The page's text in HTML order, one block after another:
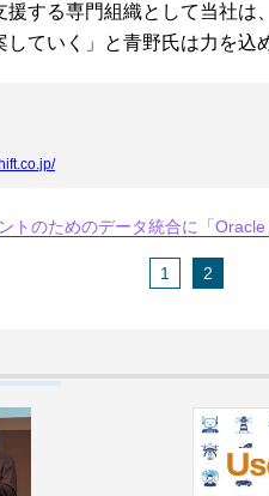
援する専門組織として当社は
ていく」と青野氏は力を込
トのためのデータ統合に「
1 2